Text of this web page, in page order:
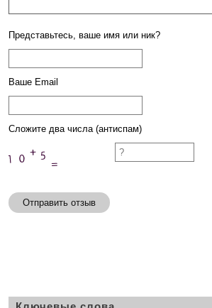
Представьтесь, ваше имя или ник?
Ваше Email
Сложите два числа (антиспам)
Отправить отзыв